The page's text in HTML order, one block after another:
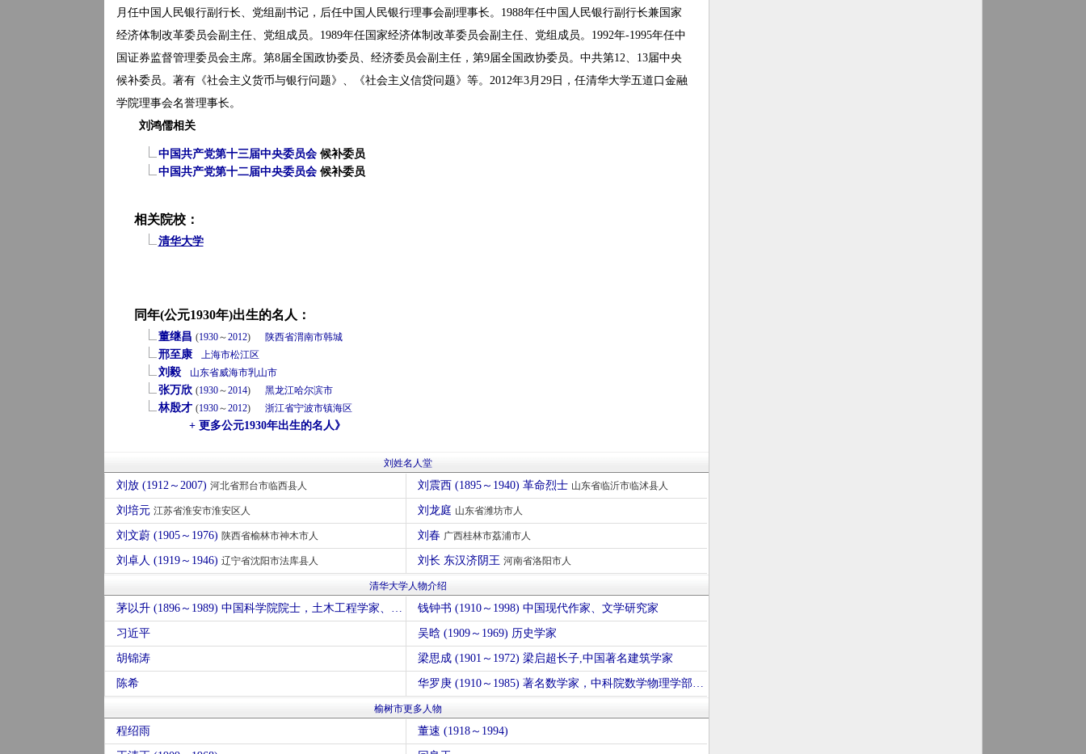
月任中国人民银行副行长、党组副书记，后任中国人民银行理事会副理事长。1988年任中国人民银行副行长兼国家
经济体制改革委员会副主任、党组成员。1989年任国家经济体制改革委员会副主任、党组成员。1992年-1995年任中
国证券监督管理委员会主席。第8届全国政协委员、经济委员会副主任，第9届全国政协委员。中共第12、13届中央
候补委员。著有《社会主义货币与银行问题》、《社会主义信贷问题》等。2012年3月29日，任清华大学五道口金融
学院理事会名誉理事长。
刘鸿儒相关
中国共产党第十三届中央委员会候补委员
中国共产党第十二届中央委员会候补委员
相关院校：
清华大学
同年(公元1930年)出生的名人：
董继昌 (1930～2012) 陕西省渭南市韩城
邢至康 上海市松江区
刘毅 山东省威海市乳山市
张万欣 (1930～2014) 黑龙江哈尔滨市
林殷才 (1930～2012) 浙江省宁波市镇海区
+ 更多公元1930年出生的名人》
刘姓名人堂
刘放 (1912～2007) 河北省邢台市临西县人 刘震西 (1895～1940) 革命烈士 山东省临沂市临沭县人
刘培元 江苏省淮安市淮安区人 刘龙庭 山东省潍坊市人
刘文蔚 (1905～1976) 陕西省榆林市神木市人 刘春 广西桂林市荔浦市人
刘卓人 (1919～1946) 辽宁省沈阳市法库县人 刘长 东汉济阴王 河南省洛阳市人
清华大学人物介绍
茅以升 (1896～1989) 中国科学院院士，土木工程学家、桥梁专家、工程教育家 钱钟书 (1910～1998) 中国现代作家、文学研究家
习近平 吴晗 (1909～1969) 历史学家
胡锦涛 梁思成 (1901～1972) 梁启超长子,中国著名建筑学家
陈希 华罗庚 (1910～1985) 著名数学家，中科院数学物理学部委员
榆树市更多人物
程绍雨 董速 (1918～1994)